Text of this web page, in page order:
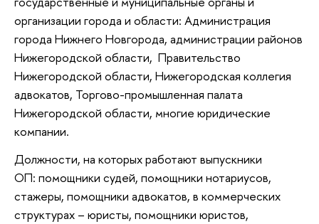
организации города и области: Администрация
города Нижнего Новгорода, администрации районов
Нижегородской области, Правительство
Нижегородской области, Нижегородская коллегия
адвокатов, Торгово-промышленная палата
Нижегородской области, многие юридические
компании.
Должности, на которых работают выпускники
ОП: помощники судей, помощники нотариусов,
стажеры, помощники адвокатов, в коммерческих
структурах – юристы, помощники юристов,